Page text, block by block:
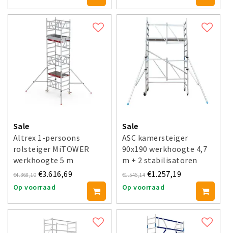
Sale
Altrex 1-persoons
rolsteiger MiTOWER
werkhoogte 5 m
€4.368,10 €3.616,69
Op voorraad
Sale
ASC kamersteiger
90x190 werkhoogte 4,7
m + 2 stabilisatoren
€1.546,14 €1.257,19
Op voorraad